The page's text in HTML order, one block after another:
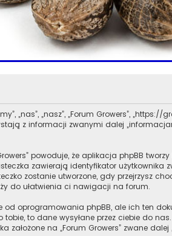
„nasz”, „Forum Growers”, „https://
z informacji zwanymi dalej
powoduje, że aplikacja phpBB
zawierają identyfikator użytkownika
zostanie utworzone, gdy przejrzysz
do ułatwienia ci nawigacji na forum.
od oprogramowania phpBB, ale ich ten
to dane wysyłane przez ciebie do
na „Forum Growers” zwane